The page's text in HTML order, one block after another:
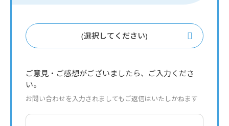
(選択してください)
ご意見・ご感想がございましたら、ご入力くださ
い。
お問い合わせを入力されましてもご返信はいたしかねます